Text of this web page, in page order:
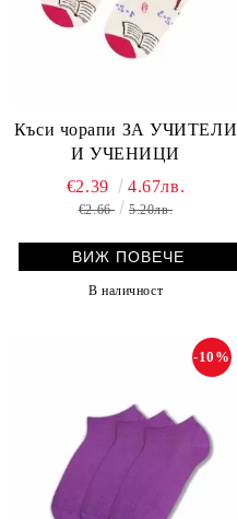
Къси чорапи ЗА УЧИТЕЛИ
И УЧЕНИЦИ
€2.39 4.67лв.
€2.66 5.20лв.
ВИЖ ПОВЕЧЕ
В наличност
-10%